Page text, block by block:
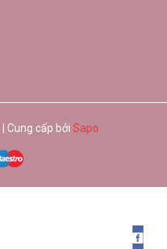
| Cung cấp bởi Sapo